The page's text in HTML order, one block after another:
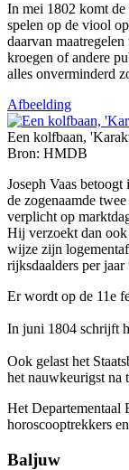
In mei 1802 komt de
spelen op de viool
daarvan
kroegen of andere
alles onverminderd
Afbeelding
Een kolfbaan,
Bron: HMDB
Joseph Vaas
de zogenaamde
verplicht op
Hij verzoekt dan ook
wijze zijn
rijksdaalders per jaar
Er wordt op de 11e
In juni 1804 schrijft
Ook gelast het
het nauwkeurigst na
Het Departementaal
horoscooptrekkers
Baljuw